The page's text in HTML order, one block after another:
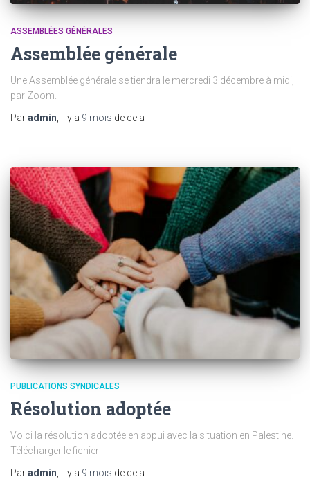
ASSEMBLÉES GÉNÉRALES
Assemblée générale
Une Assemblée générale se tiendra le mercredi 3 décembre à midi,
par Zoom.
Paradmin , il y a 9 mois de cela
PUBLICATIONS SYNDICALES
Résolution adoptée
Voici la résolution adoptée en appui avec la situation en Palestine.
Télécharger le fichier
Paradmin , il y a 9 mois de cela